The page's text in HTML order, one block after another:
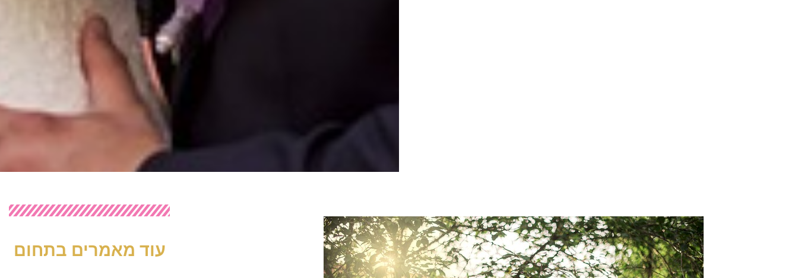
עוד מאמרים בתחום